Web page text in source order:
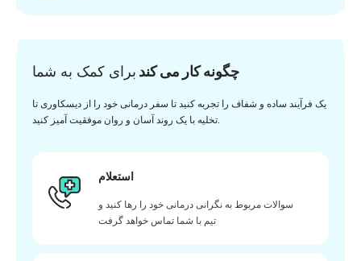
چگونه کار می کند برای کمک به شما
یک فرآیند ساده و شفاف را تجربه کنید تا سفر درمانی خود را از دیسکاوری تا
تخلیه با یک روند آسان و روان موفقیت آمیز کنید.
استعلام
سوالات مربوط به نگرانی درمانی خود را رها کنید و
تیم با شما تماس خواهد گرفت